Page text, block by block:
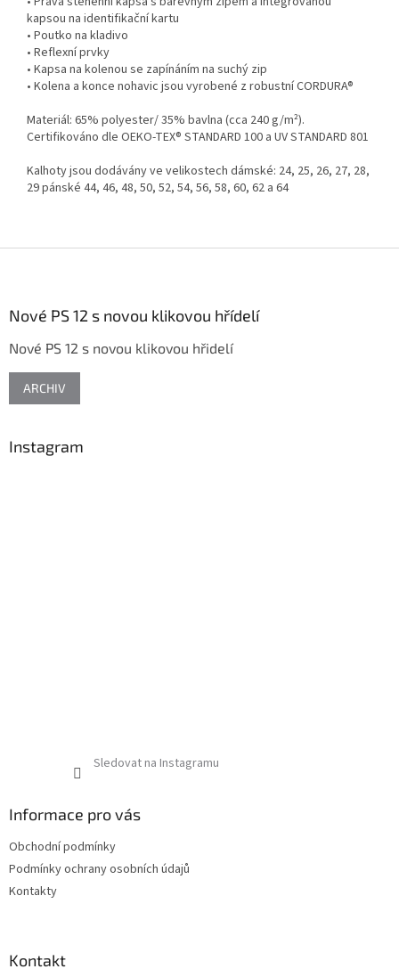
kapsou na identifikační kartu
• Poutko na kladivo
• Reflexní prvky
• Kapsa na kolenou se zapínáním na suchý zip
• Kolena a konce nohavic jsou vyrobené z robustní CORDURA®
Materiál: 65% polyester/ 35% bavlna (cca 240 g/m²).
Certifikováno dle OEKO-TEX® STANDARD 100 a UV STANDARD 801
Kalhoty jsou dodávány ve velikostech dámské: 24, 25, 26, 27, 28,
29 pánské 44, 46, 48, 50, 52, 54, 56, 58, 60, 62 a 64
Nové PS 12 s novou klikovou hřídelí
Nové PS 12 s novou klikovou hřidelí
ARCHIV
Instagram
Sledovat na Instagramu
Informace pro vás
Obchodní podmínky
Podmínky ochrany osobních údajů
Kontakty
Kontakt